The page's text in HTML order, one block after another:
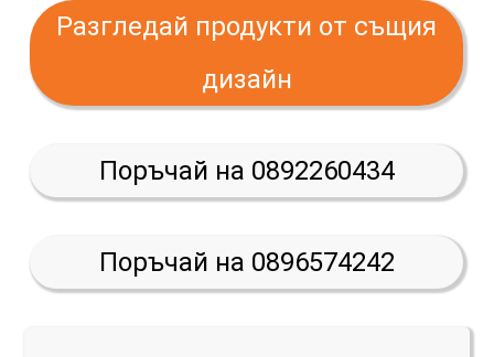
Разгледай продукти от същия
дизайн
Поръчай на 0892260434
Поръчай на 0896574242